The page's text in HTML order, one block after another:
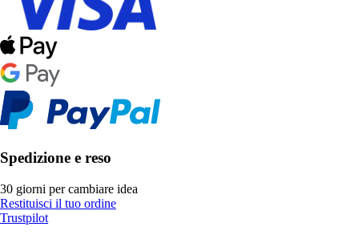
Spedizione e reso
30 giorni per cambiare idea
Restituisci il tuo ordine
Trustpilot